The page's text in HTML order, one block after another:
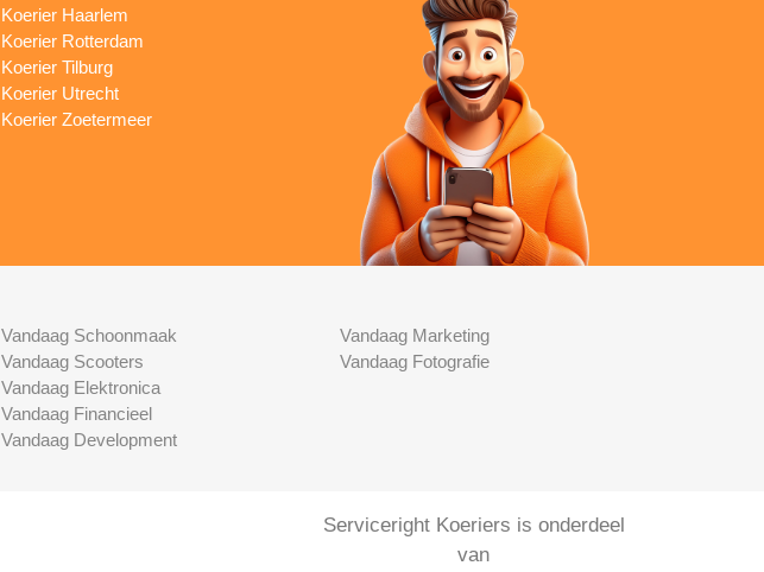
Koerier Haarlem
Koerier Rotterdam
Koerier Tilburg
Koerier Utrecht
Koerier Zoetermeer
Vandaag Schoonmaak
Vandaag Scooters
Vandaag Elektronica
Vandaag Financieel
Vandaag Development
Vandaag Marketing
Vandaag Fotografie
Serviceright Koeriers is onderdeel
van